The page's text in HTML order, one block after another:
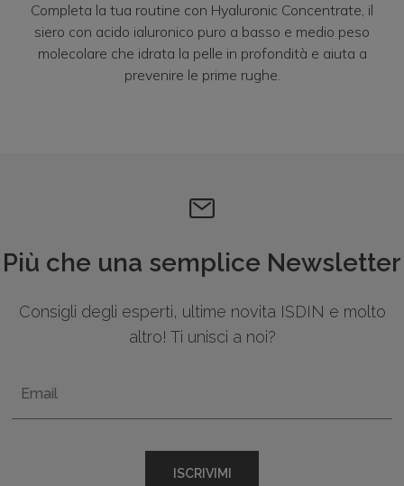
Completa la tua routine con Hyaluronic Concentrate, il
siero con acido ialuronico puro a basso e medio peso
molecolare che idrata la pelle in profondità e aiuta a
prevenire le prime rughe.
Più che una semplice Newsletter
Consigli degli esperti, ultime novita ISDIN e molto
altro! Ti unisci a noi?
Email
ISCRIVIMI